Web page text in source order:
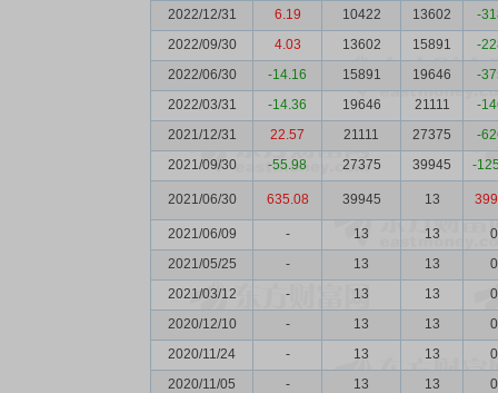
2022/12/31
6.19 10422 13602
-
2022/09/30
4.03 13602 15891
-
2022/06/30
-14.16 15891 19646
-
2022/03/31
-14.36 19646 21111
-
2021/12/31
22.57 21111 27375
-
2021/09/30
-55.98 27375 39945 -
2021/06/30 635.08 39945 13
2021/06/09 - 13 13
0
2021/05/25
- 13 13
0
2021/03/12
- 13 13
0
2020/12/10
- 13 13
0
2020/11/24
- 13 13
0
2020/11/05
- 13 13
0